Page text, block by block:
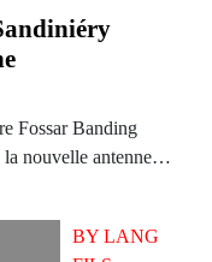
Fossar Banding
la nouvelle antenne…
BYLANG